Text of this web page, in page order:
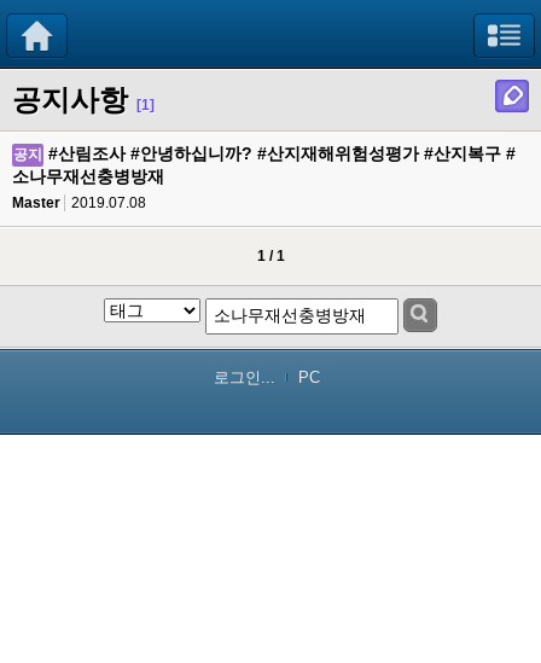
공지사항 [1]
공지
#산림조사 #안녕하십니까? #산지재해위험성평가 #산지복구 #
소나무재선충병방재
Master 2019.07.08
1 / 1
로그인... PC